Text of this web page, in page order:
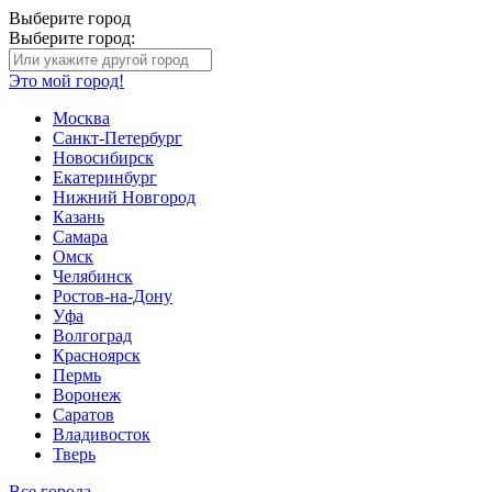
Выберите город
Выберите город:
Это мой город!
Москва
Санкт-Петербург
Новосибирск
Екатеринбург
Нижний Новгород
Казань
Самара
Омск
Челябинск
Ростов-на-Дону
Уфа
Волгоград
Красноярск
Пермь
Воронеж
Саратов
Владивосток
Тверь